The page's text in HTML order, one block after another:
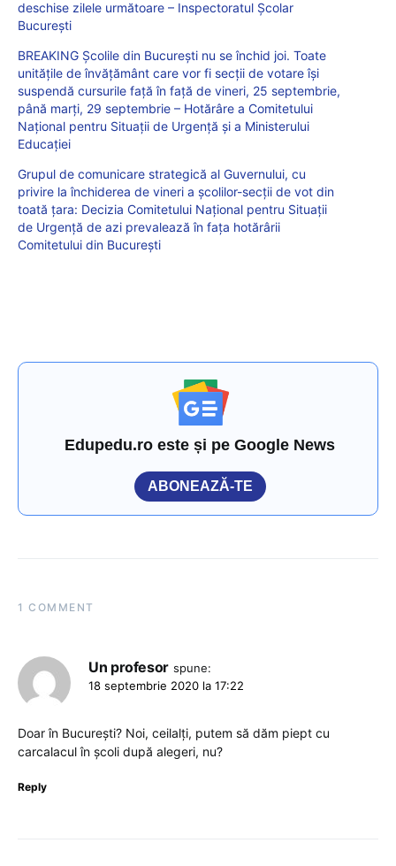
deschise zilele următoare – Inspectoratul Școlar
București
BREAKING Școlile din București nu se închid joi. Toate
unitățile de învățământ care vor fi secții de votare își
suspendă cursurile față în față de vineri, 25 septembrie,
până marți, 29 septembrie – Hotărâre a Comitetului
Național pentru Situații de Urgență și a Ministerului
Educației
Grupul de comunicare strategică al Guvernului, cu
privire la închiderea de vineri a școlilor-secții de vot din
toată țara: Decizia Comitetului Național pentru Situații
de Urgență de azi prevalează în fața hotărârii
Comitetului din București
Edupedu.ro este și pe Google News
ABONEAZĂ-TE
1 COMMENT
Un profesor spune:
18 septembrie 2020 la 17:22
Doar în București? Noi, ceilalți, putem să dăm piept cu
carcalacul în școli după alegeri, nu?
Reply